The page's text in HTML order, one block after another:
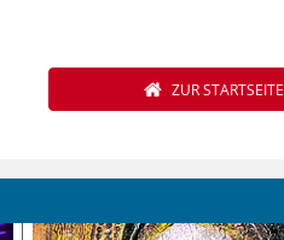
ZUR STARTSEITE